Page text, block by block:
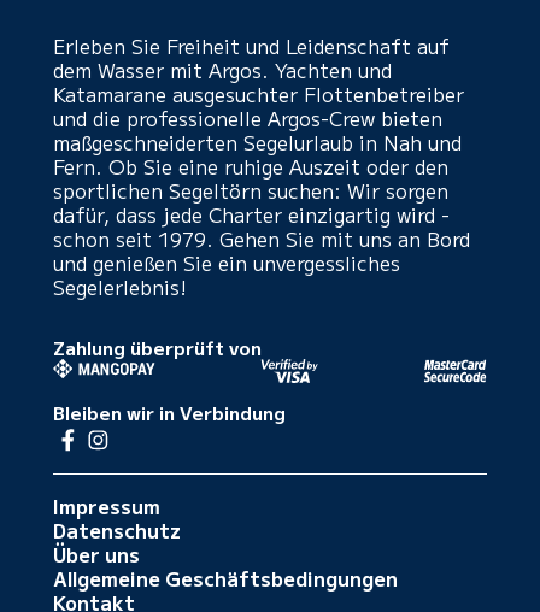
Erleben Sie Freiheit und Leidenschaft auf
dem Wasser mit Argos. Yachten und
Katamarane ausgesuchter Flottenbetreiber
und die professionelle Argos-Crew bieten
maßgeschneiderten Segelurlaub in Nah und
Fern. Ob Sie eine ruhige Auszeit oder den
sportlichen Segeltörn suchen: Wir sorgen
dafür, dass jede Charter einzigartig wird -
schon seit 1979. Gehen Sie mit uns an Bord
und genießen Sie ein unvergessliches
Segelerlebnis!
Zahlung überprüft von
Bleiben wir in Verbindung
Impressum
Datenschutz
Über uns
Allgemeine Geschäftsbedingungen
Kontakt